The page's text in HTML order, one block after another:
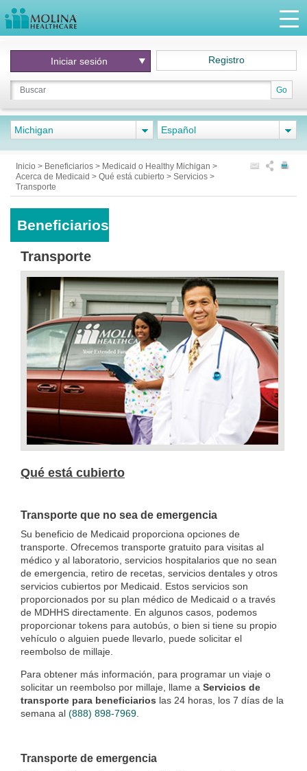
Go
Iniciar sesión Registro
Michigan Español
Inicio > Beneficiarios > Medicaid o Healthy Michigan >
Acerca de Medicaid > Qué está cubierto > Servicios >
Transporte
Beneficiarios
Transporte
Qué está cubierto
Transporte que no sea de emergencia
Su beneficio de Medicaid proporciona opciones de
transporte. Ofrecemos transporte gratuito para visitas al
médico y al laboratorio, servicios hospitalarios que no sean
de emergencia, retiro de recetas, servicios dentales y otros
servicios cubiertos por Medicaid. Estos servicios son
proporcionados por su plan médico de Medicaid o a través
de MDHHS directamente. En algunos casos, podemos
proporcionar tokens para autobús, o bien si tiene su propio
vehículo o alguien puede llevarlo, puede solicitar el
reembolso de millaje.
Para obtener más información, para programar un viaje o
solicitar un reembolso por millaje, llame a Servicios de
transporte para beneficiarios las 24 horas, los 7 días de la
semana al (888) 898-7969.
Transporte de emergencia